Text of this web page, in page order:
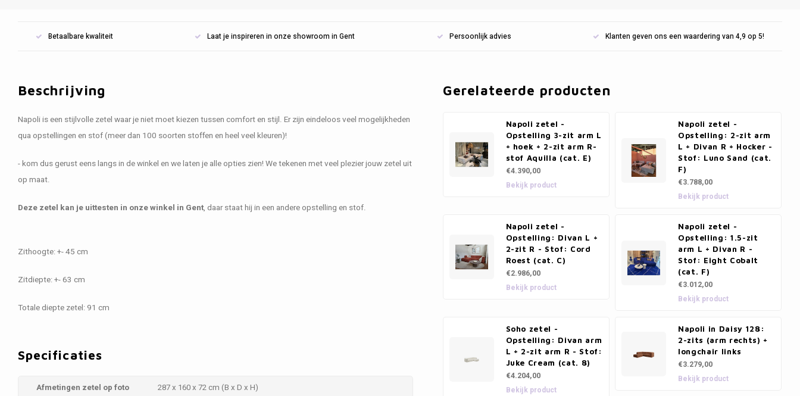
Betaalbare kwaliteit Laat je inspireren in onze showroom in Gent Persoonlijk advies Klanten geven ons een waardering van 4,9 op 5!
Beschrijving
Napoli is een stijlvolle zetel waar je niet moet kiezen tussen comfort en stijl. Er zijn eindeloos veel mogelijkheden
qua opstellingen en stof (meer dan 100 soorten stoffen en heel veel kleuren)!
- kom dus gerust eens langs in de winkel en we laten je alle opties zien! We tekenen met veel plezier jouw zetel uit
op maat.
Deze zetel kan je uittesten in onze winkel in Gent, daar staat hij in een andere opstelling en stof.
Zithoogte: +- 45 cm
Zitdiepte: +- 63 cm
Totale diepte zetel: 91 cm
Specificaties
Afmetingen zetel op foto
287 x 160 x 72 cm (B x D x H)
Gerelateerde producten
Napoli zetel -
Opstelling 3-zit arm L
+ hoek + 2-zit arm R-
stof Aquilla (cat. E)
€4.390,00
Bekijk product
Napoli zetel -
Opstelling: 2-zit arm
L + Divan R + Hocker -
Stof: Luno Sand (cat.
F)
€3.788,00
Bekijk product
Napoli zetel -
Opstelling: Divan L +
2-zit R - Stof: Cord
Roest (cat. C)
€2.986,00
Bekijk product
Napoli zetel -
Opstelling: 1.5-zit
arm L + Divan R -
Stof: Eight Cobalt
(cat. F)
€3.012,00
Bekijk product
Soho zetel -
Opstelling: Divan arm
L + 2-zit arm R - Stof:
Juke Cream (cat. 8)
€4.204,00
Bekijk product
Napoli in Daisy 128:
2-zits (arm rechts) +
longchair links
€3.279,00
Bekijk product